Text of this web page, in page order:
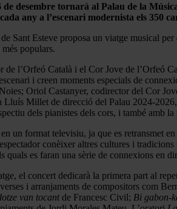
desembre tornarà al Palau de la
any a l’escenari modernista els 350
Sant Esteve proposa un viatge musical
populars.
de l’Orfeó Català i el Cor Jove de l’Orfeó
i creen moments especials de
Oriol Castanyer, codirector del Cor
Lluís Millet de direcció del Palau 2024-
dels pianistes dels cors, i també
un format televisiu, ja que es retransmet
conèixer altres cultures i
quals es faran una sèrie de connexions en
el concert dedicarà la primera part al
i arranjaments de compositors com
van tocantde Francesc Civil; Bi gabon-